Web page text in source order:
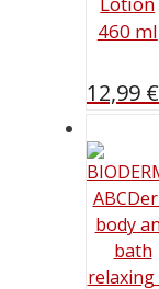
460 ml
12,99 €